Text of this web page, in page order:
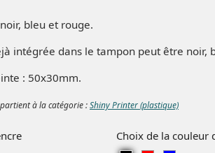
bleu et rouge.
intégrée dans le tampon peut être noir,
: 50x30mm.
à la catégorie :Shiny Printer (plastique)
Choix de la couleur